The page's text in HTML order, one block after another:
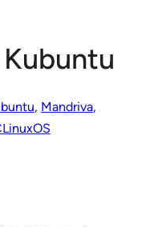
, Mandriva,